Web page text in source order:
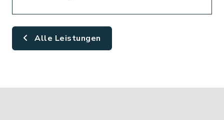
Alle Leistungen